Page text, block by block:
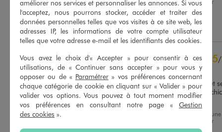
Basé sur 11 avis soumis à un
contrôle
Voir tous les avis sur ce site
5étoiles
11
3étoiles
0
1étoile 0
Trier les avis
Florence B.
Utile (0) Signaler
5/
Avis vérifié et récompensé
très léger, et doublure, peut
porter cool en baskets ou chic
avec talon,
, suite à une
par
Corinne H.
améliorer nos services et personnaliser les annonces. Si vous
l'acceptez, nous pourrons stocker, accéder et traiter des
données personnelles telles que vos visites à ce site web, les
adresses IP, les informations de votre compte utilisateur
telles que votre adresse e-mail et les identifiants des cookies.
Vous avez le choix d'« Accepter » pour consentir à ces
utilisations, de « Continuer sans accepter » pour vous y
opposer ou de « Paramétrer » vos préférences concernant
chaque catégorie de cookie en cliquant sur « Valider » pour
valider vos options. Vous pouvez à tout moment modifier
vos préférences en consultant notre page « Gestion
des cookies ».